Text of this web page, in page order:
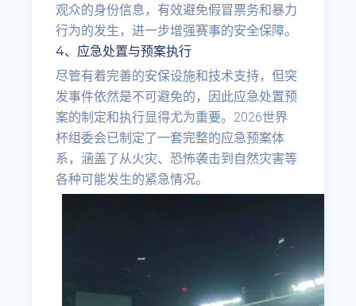
观众的身份信息，有效避免假冒票务和暴力
行为的发生，进一步增强赛事的安全保障。
4、应急处置与预案执行
尽管有着完善的安保设施和技术支持，但突
发事件依然是不可避免的，因此应急处置预
案的制定和执行显得尤为重要。2026世界
杯组委会已制定了一套完整的应急预案体
系，涵盖了从火灾、恐怖袭击到自然灾害等
各种可能发生的紧急情况。